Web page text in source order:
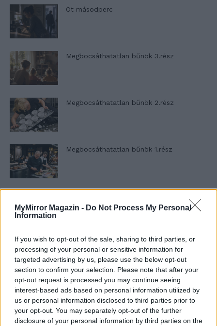
MyMirror Magazin - Do Not Process My Personal
Information
If you wish to opt-out of the sale, sharing to third parties, or
processing of your personal or sensitive information for
targeted advertising by us, please use the below opt-out
section to confirm your selection. Please note that after your
opt-out request is processed you may continue seeing
interest-based ads based on personal information utilized by
us or personal information disclosed to third parties prior to
your opt-out. You may separately opt-out of the further
disclosure of your personal information by third parties on the
Öt másodperc
Megbocsáthatatlan bűnök 3.rész
Megbocsáthatatlan bűnök 2.rész
Megbocsáthatatlan bűnök 1.rész
jelképe
Minka 12. rész
Minka 11. rész